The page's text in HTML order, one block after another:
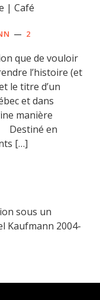
| Café
2
que de vouloir
l’histoire (et
le titre d’un
et dans
manière
Destiné en
[…]
sous un
Kaufmann 2004-